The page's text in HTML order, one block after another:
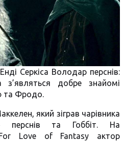
Серкіса Володар перснів:
добре знайомі
та Фродо.
який зіграв чарівника
перснів та Гоббіт. На
Love of Fantasy актор